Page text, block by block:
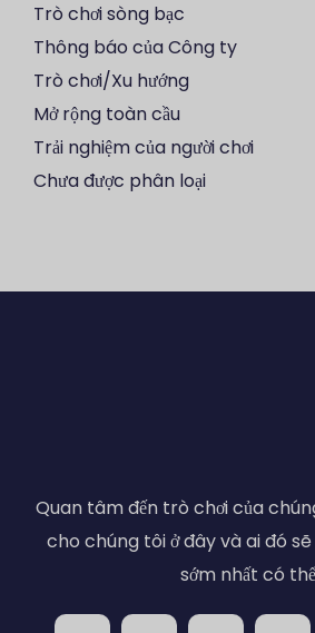
Trò chơi sòng bạc
Thông báo của Công ty
Trò chơi/Xu hướng
Mở rộng toàn cầu
Trải nghiệm của người chơi
Chưa được phân loại
Quan tâm đến trò chơi của
cho chúng tôi ở đây và ai đó sẽ
sớm nhất có